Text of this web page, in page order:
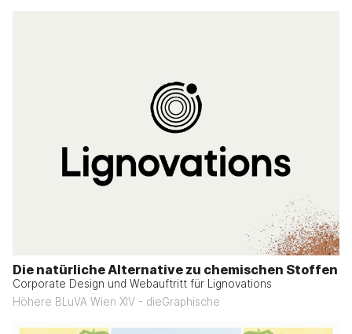
Die natürliche Alternative zu chemischen Stoffen
Corporate Design und Webauftritt für Lignovations
Höhere BLuVA Wien XIV - dieGraphische